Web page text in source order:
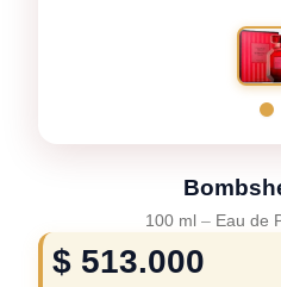
100 ml – Eau de
$ 513.000